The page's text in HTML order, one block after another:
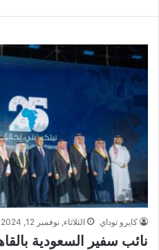
كايرو توداي الثلاثاء, نوفمبر 12, 2024 10:00 م
نائب سفير السعودية